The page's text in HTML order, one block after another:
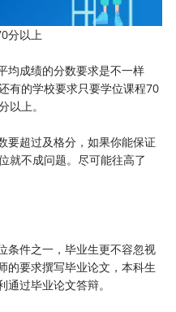
分以上
成绩的分数要求是不一样
有的学校要求只要学位课程70
以上。
超过及格分，如果你能保证
就不成问题。尽可能往高了
件之一，毕业生更不容忽视
的要求撰写毕业论文，本科生
过毕业论文答辩。